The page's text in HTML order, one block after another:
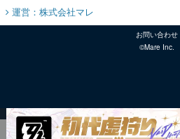
運営：株式会社マレ
お問い合わせ
©Mare Inc.